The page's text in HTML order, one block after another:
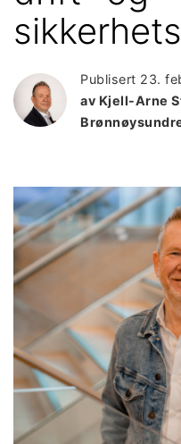
Publisert 23.
av Kjell-Arne